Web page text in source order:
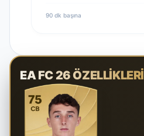
90 dk başına
EA FC 26 ÖZELLIKLERI